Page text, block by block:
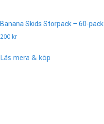
Banana Skids Storpack – 60-pack
200 kr
Läs mera & köp